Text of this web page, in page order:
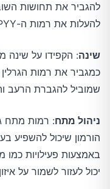
להגביר את תחושות
להעלות את רמות ה-PYY, להפחית את הרעב.
שינה: הקפידו על שינה
כמגביר את רמות
שמוביל להגברת הרעב
ניהול מתח: רמות מתח
הורמון שיכול להשפיע
באמצעות פעילויות כמו
יכול לעזור לשמור על